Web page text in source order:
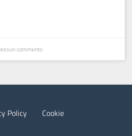
commento
Policy Cookie